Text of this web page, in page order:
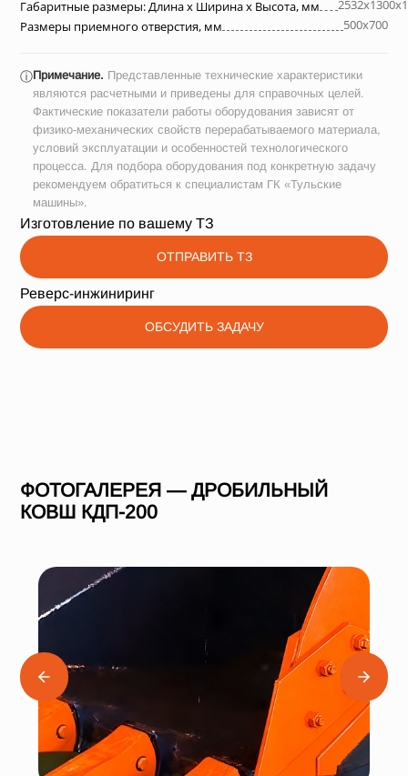
Габаритные размеры: Длина х Ширина х Высота, мм
Размеры приемного отверстия, мм
500х700
ⓘПримечание. Представленные технические характеристики
являются расчетными и приведены для справочных целей.
Фактические показатели работы оборудования зависят от
физико-механических свойств перерабатываемого материала,
условий эксплуатации и особенностей технологического
процесса. Для подбора оборудования под конкретную задачу
рекомендуем обратиться к специалистам ГК «Тульские
машины».
Изготовление по вашему ТЗ
ОТПРАВИТЬ ТЗ
Реверс-инжиниринг
ОБСУДИТЬ ЗАДАЧУ
ФОТОГАЛЕРЕЯ — ДРОБИЛЬНЫЙ
КОВШ КДП-200